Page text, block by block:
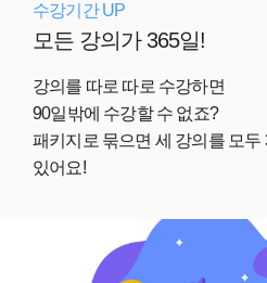
수강기간 UP
모든 강의가 365일!
강의를 따로 따로 수강하면
90일밖에 수강할 수 없죠?
패키지로 묶으면 세 강의를 모두
있어요!